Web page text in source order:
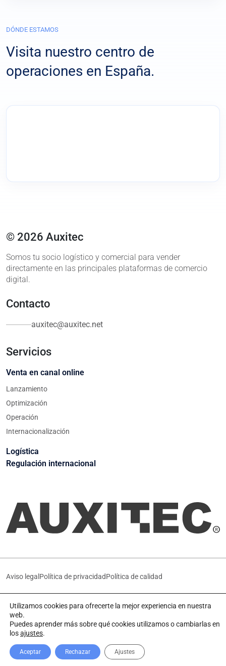
DÓNDE ESTAMOS
Visita nuestro centro de
operaciones en España.
© 2026 Auxitec
Somos tu socio logístico y comercial para vender
directamente en las principales plataformas de comercio
digital.
Contacto
auxitec@auxitec.net
Servicios
Venta en canal online
Lanzamiento
Optimización
Operación
Internacionalización
Logística
Regulación internacional
Aviso legal Política de privacidadPolítica de calidad
Agencia de marketing
Utilizamos cookies para ofrecerte la mejor experiencia en nuestra
web.
Puedes aprender más sobre qué cookies utilizamos o cambiarlas en
losajustes.
Aceptar Rechazar Ajustes